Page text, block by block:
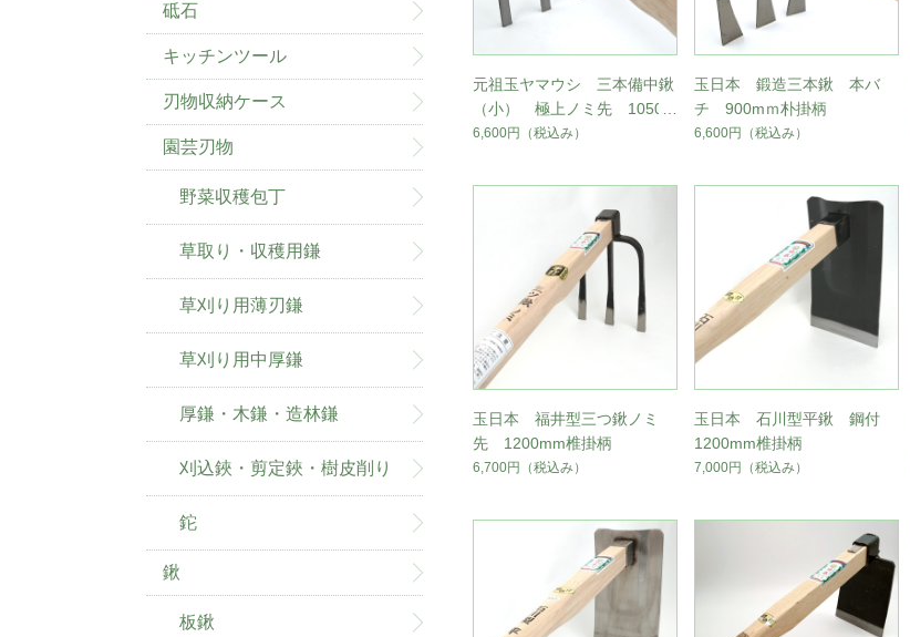
元祖玉ヤマウシ 三本備中鍬
（小） 極上ノミ先 1050m
m掛柄
6,600円 （税込み）
玉日本 鍛造三本鍬 本バ
チ 900mｍ朴掛柄
6,600円 （税込み）
玉日本 福井型三つ鍬ノミ
先 1200mm椎掛柄
6,700円 （税込み）
玉日本 石川型平鍬 鋼付
1200mm椎掛柄
7,000円 （税込み）
砥石
キッチンツール
刃物収納ケース
園芸刃物
野菜収穫包丁
草取り・収穫用鎌
草刈り用薄刃鎌
草刈り用中厚鎌
厚鎌・木鎌・造林鎌
刈込鋏・剪定鋏・樹皮削り
鉈
鍬
板鍬